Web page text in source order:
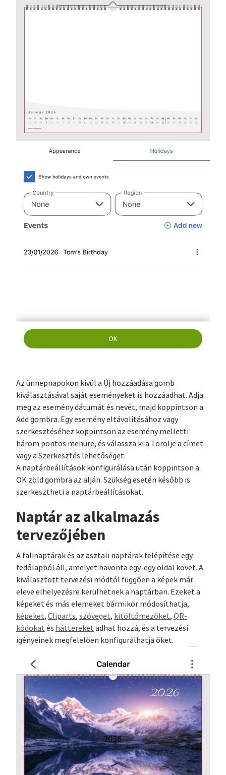
Az ünnepnapokon kívül a Új hozzáadása gomb
kiválasztásával saját eseményeket is hozzáadhat. Adja
meg az esemény dátumát és nevét, majd koppintson a
Add gombra. Egy esemény eltávolításához vagy
szerkesztéséhez koppintson az esemény melletti
három pontos menüre, és válassza ki a Törölje a címet.
vagy a Szerkesztés lehetőséget.
A naptárbeállítások konfigurálása után koppintson a
OK zöld gombra az alján. Szükség esetén később is
szerkesztheti a naptárbeállításokat.
Naptár az alkalmazás
tervezőjében
A falinaptárak és az asztali naptárak felépítése egy
fedőlapból áll, amelyet havonta egy-egy oldal követ. A
kiválasztott tervezési módtól függően a képek már
eleve elhelyezésre kerülhetnek a naptárban. Ezeket a
képeket és más elemeket bármikor módosíthatja,
képeket, Cliparts, szöveget, kitöltőmezőket, QR-
kódokat és háttereket adhat hozzá, és a tervezési
igényeinek megfelelően konfigurálhatja őket.